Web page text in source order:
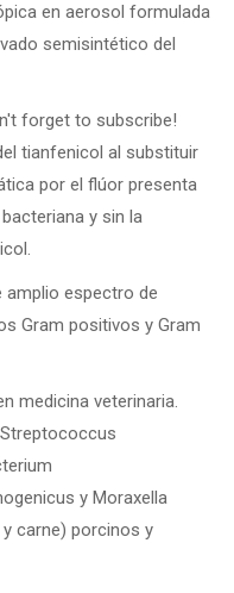
en aerosol formulada
semisintético del
forget to subscribe!
tianfenicol al substituir
por el flúor presenta
y sin la
espectro de
Gram positivos y Gram
medicina veterinaria.
y Moraxella
carne) porcinos y